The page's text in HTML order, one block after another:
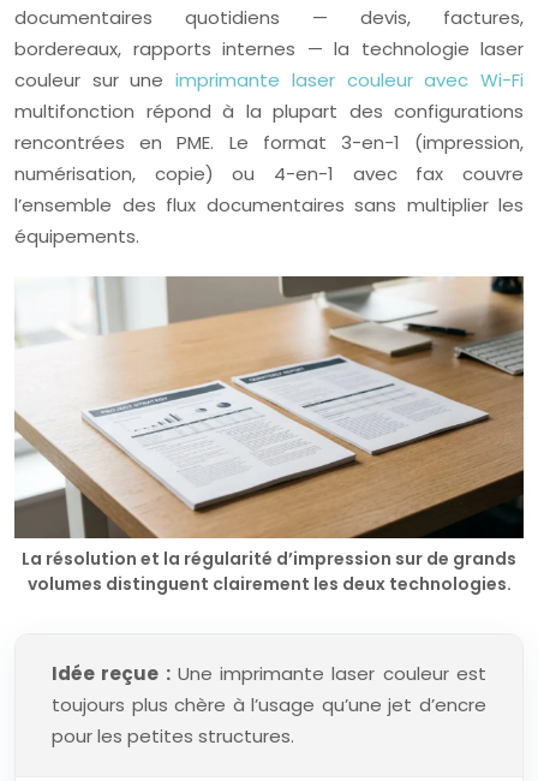
documentaires quotidiens — devis, factures,
bordereaux, rapports internes — la technologie laser
couleur sur uneimprimante laser couleur avec Wi-Fi
multifonction répond à la plupart des configurations
rencontrées en PME. Le format 3-en-1 (impression,
numérisation, copie) ou 4-en-1 avec fax couvre
l’ensemble des flux documentaires sans multiplier les
équipements.
La résolution et la régularité d’impression sur de grands
volumes distinguent clairement les deux technologies.
Idée reçue :Une imprimante laser couleur est
toujours plus chère à l’usage qu’une jet d’encre
pour les petites structures.